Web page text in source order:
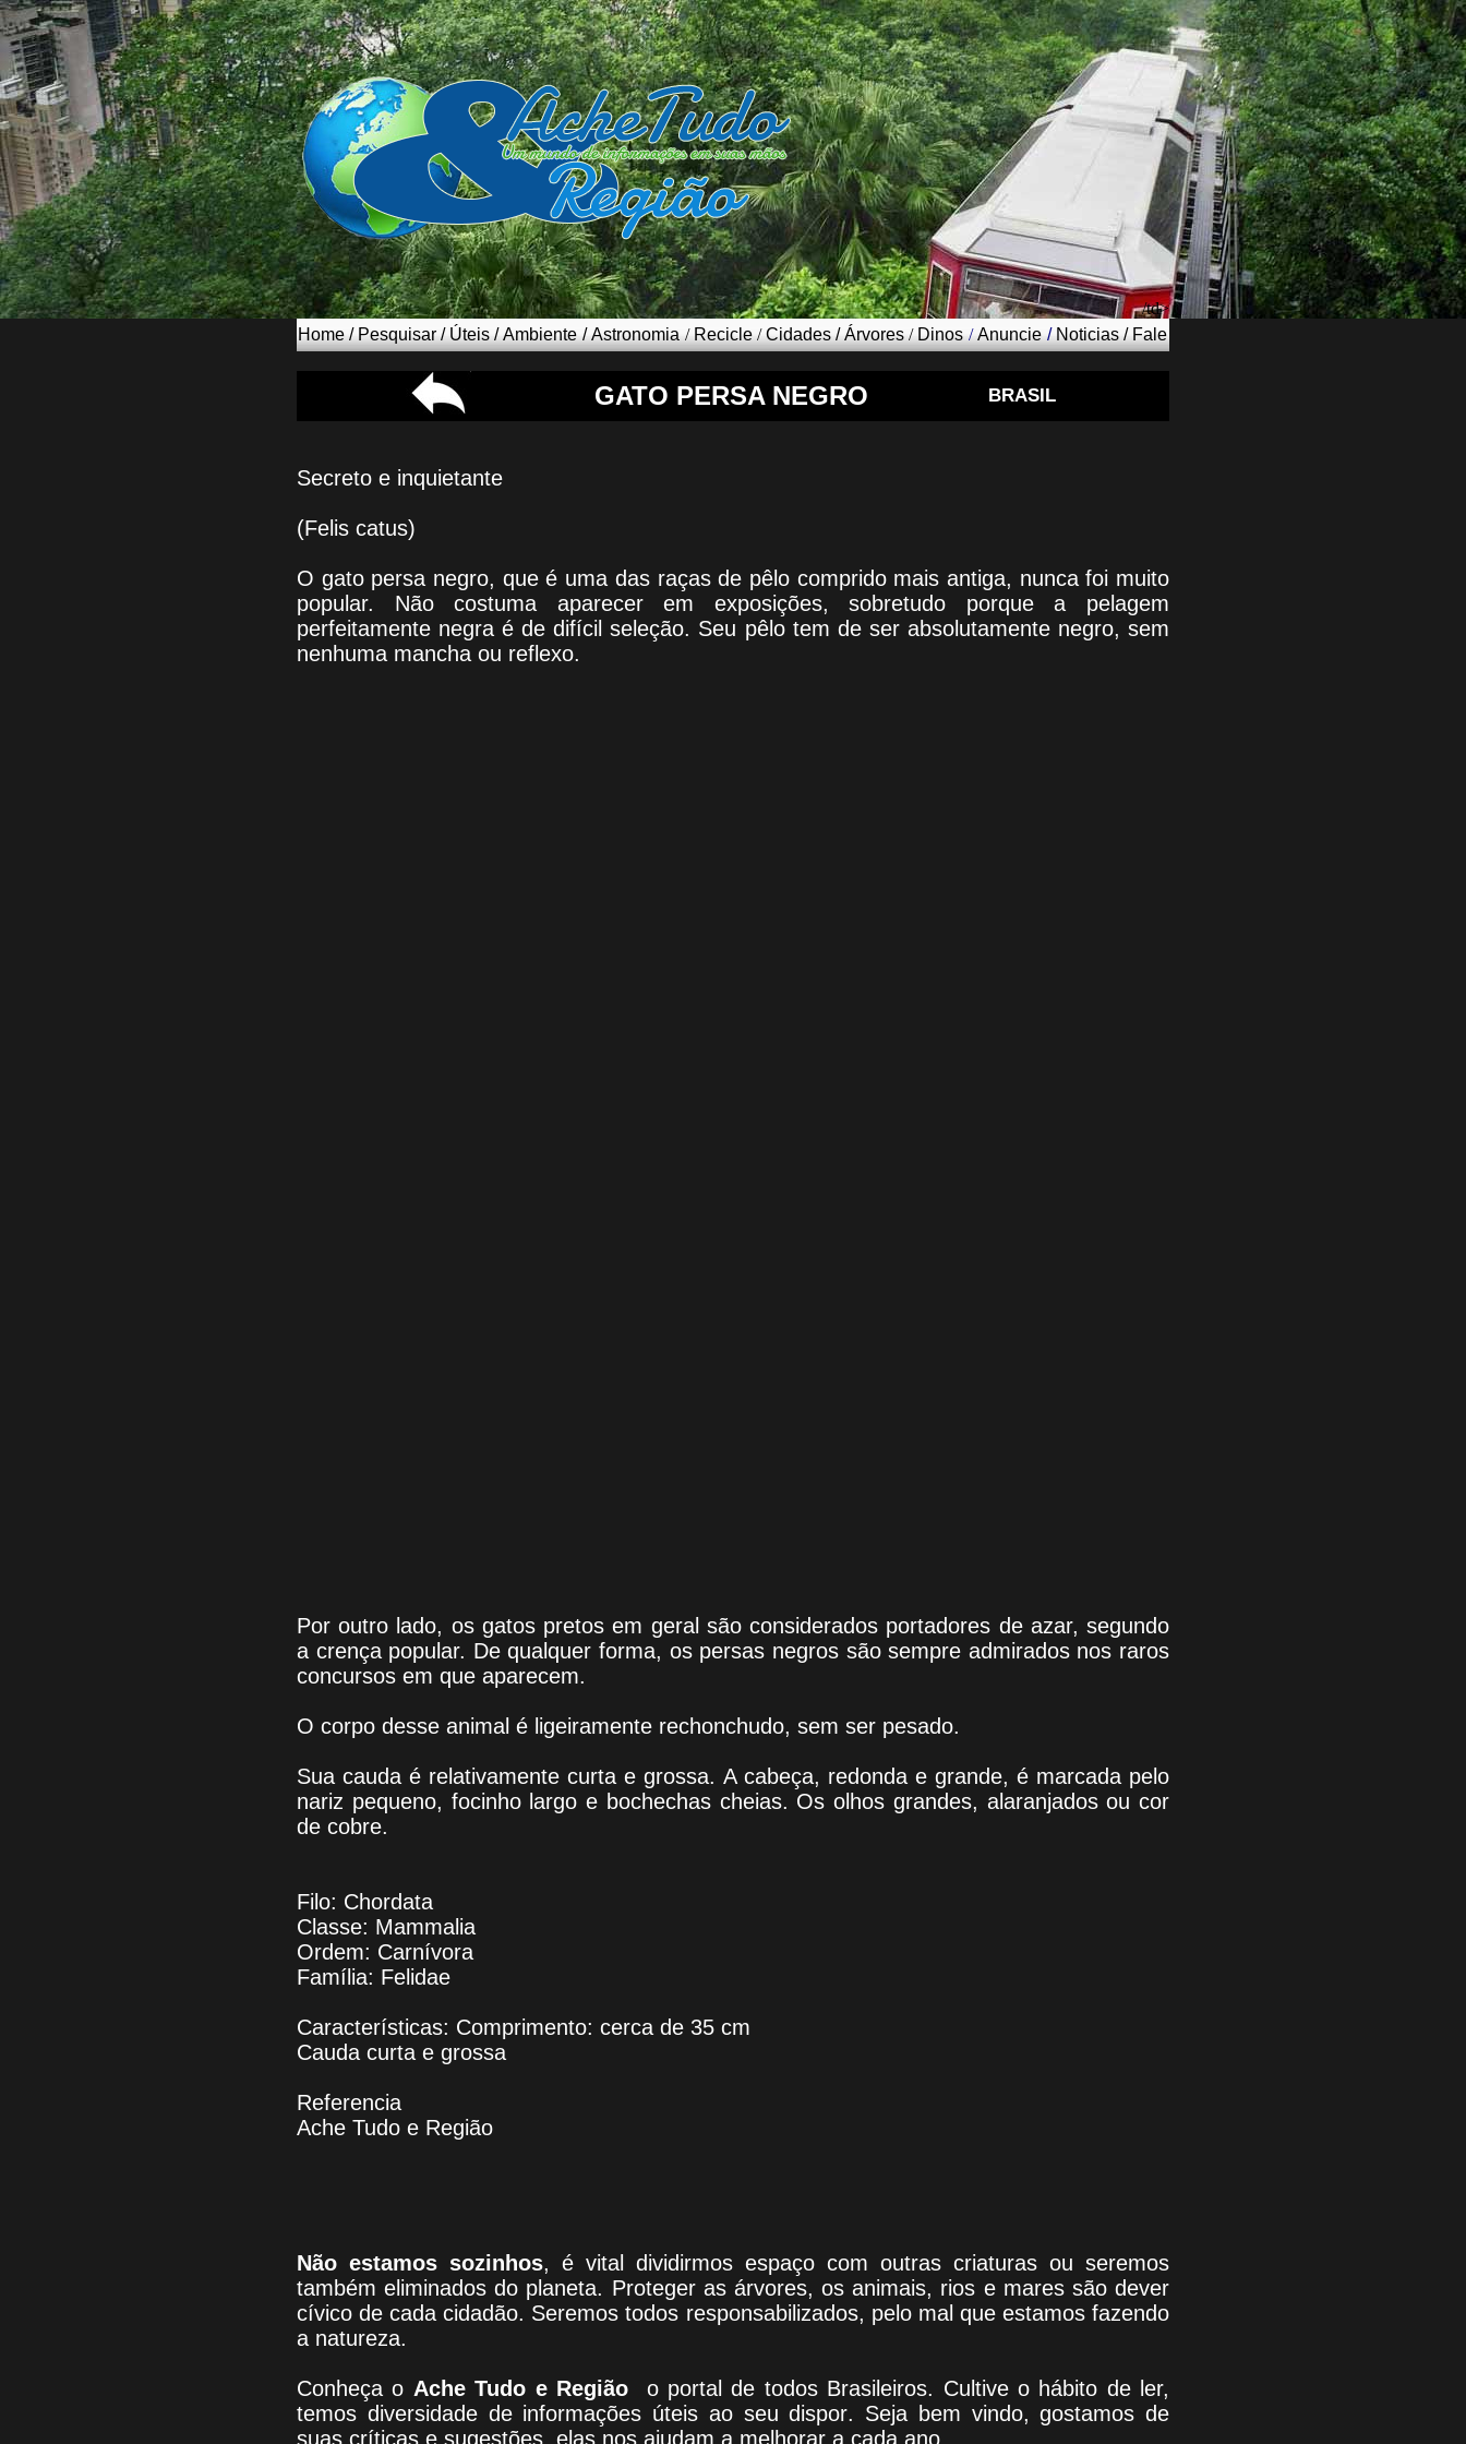
/td>
Home / Pesquisar / Úteis /Ambiente /Astronomia / Recicle /Cidades /Árvores / Dinos /Anuncie / Noticias / Fale
GATO PERSA NEGRO BRASIL
Secreto e inquietante
(Felis catus)
O gato persa negro, que é uma das raças de pêlo comprido mais antiga, nunca foi muito
popular. Não costuma aparecer em exposições, sobretudo porque a pelagem
perfeitamente negra é de difícil seleção. Seu pêlo tem de ser absolutamente negro, sem
nenhuma mancha ou reflexo.
Por outro lado, os gatos pretos em geral são considerados portadores de azar, segundo
a crença popular. De qualquer forma, os persas negros são sempre admirados nos raros
concursos em que aparecem.
O corpo desse animal é ligeiramente rechonchudo, sem ser pesado.
Sua cauda é relativamente curta e grossa. A cabeça, redonda e grande, é marcada pelo
nariz pequeno, focinho largo e bochechas cheias. Os olhos grandes, alaranjados ou cor
de cobre.
Filo: Chordata
Classe: Mammalia
Ordem: Carnívora
Família: Felidae
Características: Comprimento: cerca de 35 cm
Cauda curta e grossa
Referencia
Ache Tudo e Região
Não estamos sozinhos, é vital dividirmos espaço com outras criaturas ou seremos
também eliminados do planeta. Proteger as árvores, os animais, rios e mares são dever
cívico de cada cidadão. Seremos todos responsabilizados, pelo mal que estamos fazendo
a natureza.
Conheça o Ache Tudo e Regiãoo portalde todos Brasileiros. Cultive o hábito de ler,
temos diversidade de informações úteis ao seu dispor. Seja bem vindo, gostamos de
suas críticas e sugestões, elas nos ajudam a melhorar a cada ano.